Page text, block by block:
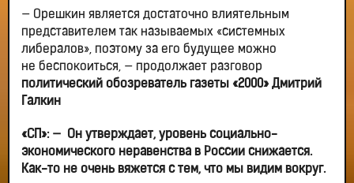
— Орешкин является достаточно влиятельным
представителем так называемых «системных
либералов», поэтому за его будущее можно
не беспокоиться, — продолжает разговор
политический обозреватель газеты «2000» Дмитрий
Галкин
«СП»: — Он утверждает, уровень социально-
экономического неравенства в России снижается.
Как-то не очень вяжется с тем, что мы видим вокруг.